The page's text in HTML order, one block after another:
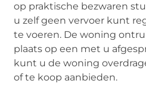
op praktische bezwaren
u zelf geen vervoer kunt
te voeren. De woning
plaats op een met u
kunt u de woning
of te koop aanbieden.